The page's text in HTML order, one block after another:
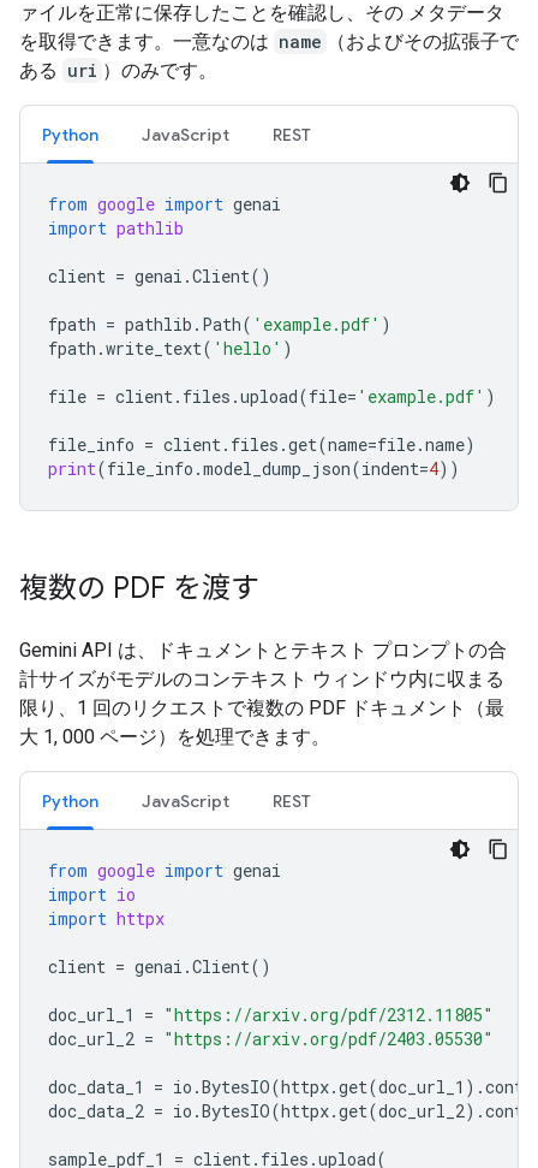
ァイルを正常に保存したことを確認し、その メタデータ
を取得できます。一意なのは name
（およびその拡張子で
ある uri ）のみです。
Python JavaScript REST
from google import genai
import pathlib
client = genai .Client()
fpath = pathlib . Path( 'example.pdf' )
fpath .write_text( 'hello' )
file = client. files .upload(file= 'example.pdf' )
file_info = client. files .get(name=file.name)
print(file_info .model_dump_json(indent=4))
複数の PDF を渡す
Gemini API は、ドキュメントとテキスト プロンプトの合
計サイズがモデルのコンテキスト ウィンドウ内に収まる
限り、1 回のリクエストで複数の PDF ドキュメント（最
大 1, 000 ページ）を処理できます。
Python JavaScript REST
from google import genai
import io
import httpx
client = genai .Client()
doc_url_1 = "https://arxiv.org/pdf/2312.11805"
doc_url_2 = "https://arxiv.org/pdf/2403.05530"
doc_data_1 = io .BytesIO(httpx.get(doc_url_1 ) .
doc_data_2 = io .BytesIO(httpx.get(doc_url_2) .
sample_pdf_1 = client. files .upload(